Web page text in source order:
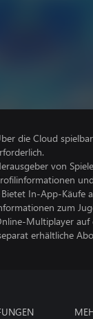
die Cloud
von
In-App-Käufe
zum
Multiplayer auf
erhältliche